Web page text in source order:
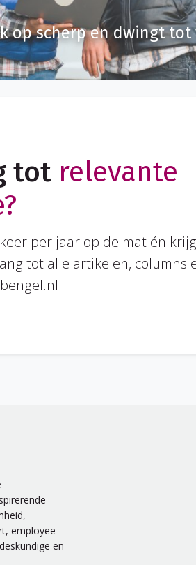
op scherp en dwingt
tot relevante
per jaar op de mat én krijg
tot alle artikelen, columns
employee
en